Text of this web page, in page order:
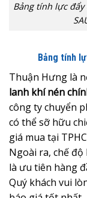
Bảng tính lực đẩy
Bảng tính
Thuận Hưng là
lanh khí nén
công ty chuyển
có thể sỡ hữu
giá mua tại
Ngoài ra, chế
là ưu tiên hàng
Quý khách vui